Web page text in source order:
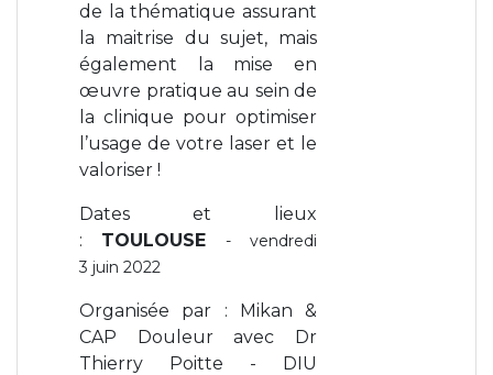
de la thématique assurant
la maitrise du sujet, mais
également la mise en
œuvre pratique au sein de
la clinique pour optimiser
l’usage de votre laser et le
valoriser !
Dates et lieux
: TOULOUSE
- vendredi
3 juin 2022
Organisée par : Mikan &
CAP Douleur avec Dr
Thierry Poitte - DIU